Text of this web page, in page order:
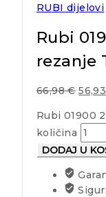
RUBI dijelovi
Rubi
rezanje
66,98€ 56,93
Rubi 01900
količina
DODAJ U